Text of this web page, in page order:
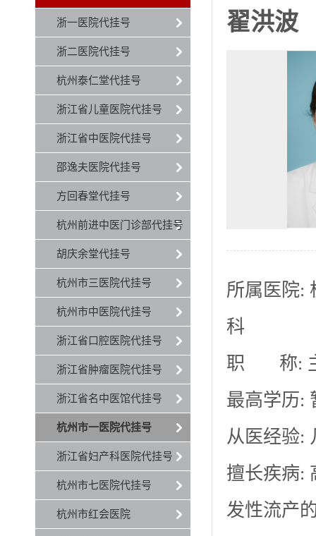
浙一医院代挂号
浙二医院代挂号
杭州泰仁堂代挂号
浙江省儿童医院代挂号
浙江省中医院代挂号
邵逸夫医院代挂号
方回春堂代挂号
杭州前进中医门诊部代挂号
胡庆余堂代挂号
杭州市三医院代挂号
杭州市中医院代挂号
浙江省口腔医院代挂号
浙江省肿瘤医院代挂号
浙江省名中医馆代挂号
杭州市一医院代挂号
浙江省妇产科医院代挂号
杭州市七医院代挂号
杭州市红会医院
翟洪波
所属医院:
科
职 称:
最高学历:
从医经验:
擅长疾病:
发性流产